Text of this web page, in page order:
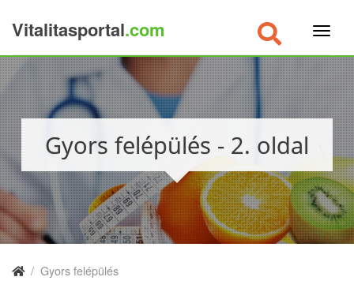
Vitalitasportal.com
Gyors felépülés - 2. oldal
/ Gyors felépülés
×